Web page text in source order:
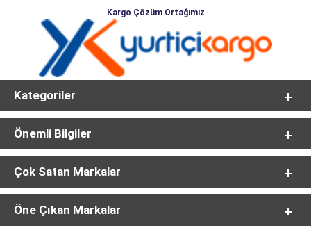
Kargo Çözüm Ortağımız
Kategoriler
Önemli Bilgiler
Çok Satan Markalar
Öne Çıkan Markalar